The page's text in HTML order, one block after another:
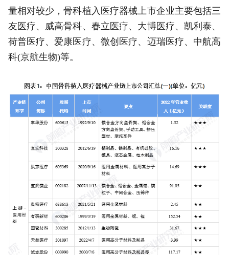
量相对较少，骨科植入医疗器械上市企业主要包括三
友医疗、威高骨科、春立医疗、大博医疗、凯利泰、
荷普医疗、爱康医疗、微创医疗、迈瑞医疗、中航高
科(京航生物)等。